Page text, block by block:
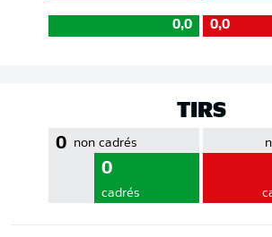
0,0 0,0
TIRS
0 non cadrés
0
cadrés